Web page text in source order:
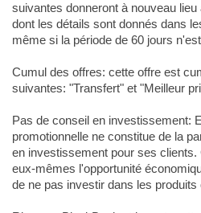
suivantes donneront à nouveau
dont les détails sont donnés dans
même si la période de 60 jours
Cumul des offres: cette offre est
suivantes: "Transfert" et "Meilleur
Pas de conseil en investissement:
promotionnelle ne constitue de la
en investissement pour ses
eux-mêmes l'opportunité
de ne pas investir dans les